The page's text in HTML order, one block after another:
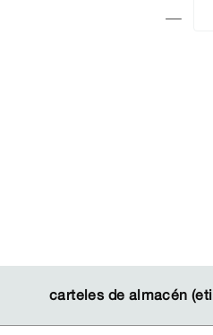
carteles de almacén
carteles de almacén